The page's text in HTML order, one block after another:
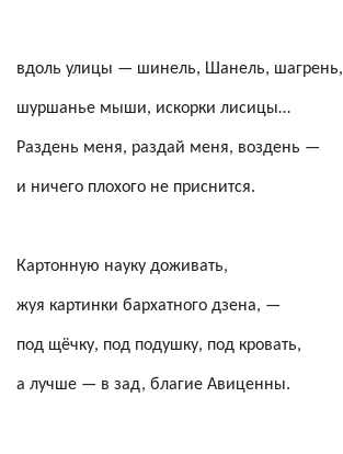
вдоль улицы — шинель, Шанель, шагрень,
шуршанье мыши, искорки лисицы…
Раздень меня, раздай меня, воздень —
и ничего плохого не приснится.
Картонную науку доживать,
жуя картинки бархатного дзена, —
под щёчку, под подушку, под кровать,
а лучше — в зад, благие Авиценны.